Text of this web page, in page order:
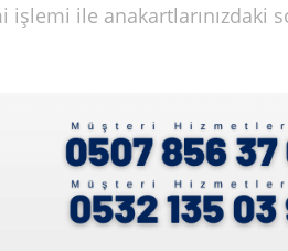
ile anakartlarınızdaki